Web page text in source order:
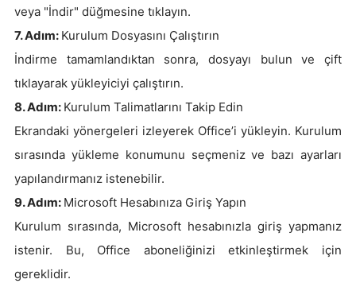
veya "İndir" düğmesine tıklayın.
7. Adım: Kurulum Dosyasını Çalıştırın
İndirme tamamlandıktan sonra, dosyayı bulun ve çift
tıklayarak yükleyiciyi çalıştırın.
8. Adım: Kurulum Talimatlarını Takip Edin
Ekrandaki yönergeleri izleyerek Office’i yükleyin. Kurulum
sırasında yükleme konumunu seçmeniz ve bazı ayarları
yapılandırmanız istenebilir.
9. Adım: Microsoft Hesabınıza Giriş Yapın
Kurulum sırasında, Microsoft hesabınızla giriş yapmanız
istenir. Bu, Office aboneliğinizi etkinleştirmek için
gereklidir.